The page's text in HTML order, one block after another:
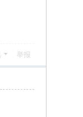
举报